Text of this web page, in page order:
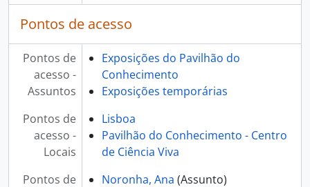
[Item] Gérard Mourou no Pavilhão do Conhecimento, 2019-04-29
[Item] Ocean Plastics Lab, 2019-05-18
[Item] A falta de cultura científica paga imposto - Falar Global CMTV, 2019-05-18
[Item] Acampamento Lunar no Pavilhão do Conhecimento, Falar Global, 2019-07-20
[Item] 20º Aniversário do Pavilhão do Conhecimento - TSF, 2019-07-25
[Item] 500 anos da circum-navegação de Fernão de Magalhães, RTP, 2019-09-20
[Item] PUM! A Vida Secreta dos Intestinos - Antena 1, 2019-10-05
[Item] PUM! A Vida Secreta dos Intestinos - TVI, 2019-10-16
[Item] PUM! A Vida Secreta dos Intestinos - TSF, 2019-10-16
Pontos de acesso
Pontos de
acesso -
Assuntos
Exposições do Pavilhão do
Conhecimento
Exposições temporárias
Pontos de
acesso -
Locais
Lisboa
Pavilhão do Conhecimento - Centro
de Ciência Viva
Pontos de
Noronha, Ana (Assunto)